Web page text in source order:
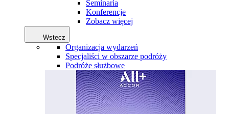
Seminaria
Konferencje
Zobacz więcej
Wstecz
Organizacja wydarzeń
Specjaliści w obszarze podróży
Podróże służbowe